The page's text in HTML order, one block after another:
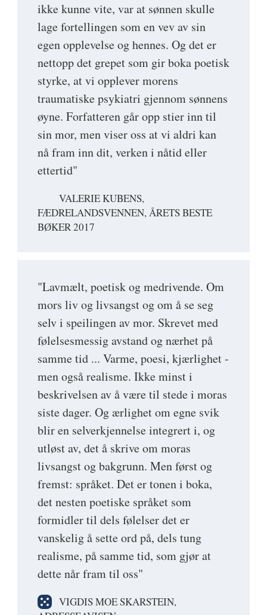
ikke kunne vite, var at sønnen skulle
lage fortellingen som en vev av sin
egen opplevelse og hennes. Og det er
nettopp det grepet som gir boka poetisk
styrke, at vi opplever morens
traumatiske psykiatri gjennom sønnens
øyne. Forfatteren går opp stier inn til
sin mor, men viser oss at vi aldri kan
nå fram inn dit, verken i nåtid eller
ettertid"
VALERIE KUBENS,
FÆDRELANDSVENNEN, ÅRETS BESTE
BØKER 2017
"Lavmælt, poetisk og medrivende. Om
mors liv og livsangst og om å se seg
selv i speilingen av mor. Skrevet med
følelsesmessig avstand og nærhet på
samme tid ... Varme, poesi, kjærlighet -
men også realisme. Ikke minst i
beskrivelsen av å være til stede i moras
siste dager. Og ærlighet om egne svik
blir en selverkjennelse integrert i, og
utløst av, det å skrive om moras
livsangst og bakgrunn. Men først og
fremst: språket. Det er tonen i boka,
det nesten poetiske språket som
formidler til dels følelser det er
vanskelig å sette ord på, dels tung
realisme, på samme tid, som gjør at
dette når fram til oss"
VIGDIS MOE SKARSTEIN,